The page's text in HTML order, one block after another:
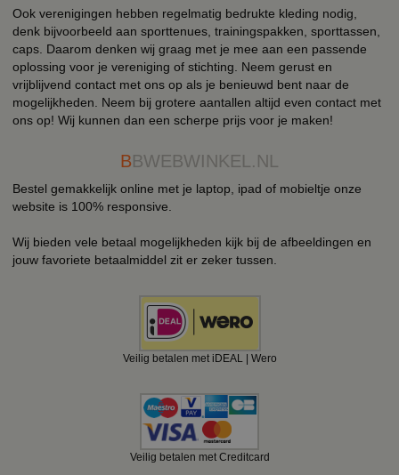
Ook verenigingen hebben regelmatig bedrukte kleding nodig,
denk bijvoorbeeld aan sporttenues, trainingspakken, sporttassen,
caps. Daarom denken wij graag met je mee aan een passende
oplossing voor je vereniging of stichting. Neem gerust en
vrijblijvend contact met ons op als je benieuwd bent naar de
mogelijkheden. Neem bij grotere aantallen altijd even contact met
ons op! Wij kunnen dan een scherpe prijs voor je maken!
BBWEBWINKEL.NL
Bestel gemakkelijk online met je laptop, ipad of mobieltje onze
website is 100% responsive.
Wij bieden vele betaal mogelijkheden kijk bij de afbeeldingen en
jouw favoriete betaalmiddel zit er zeker tussen.
Veilig betalen met iDEAL | Wero
Veilig betalen met Creditcard